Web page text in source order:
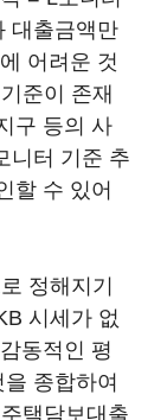
대출금액만
어려운 것
준이 존재
구 등의 사
니터 기준 추
할 수 있어
정해지기
시세가 없
동적인 평
종합하여
택담보대출